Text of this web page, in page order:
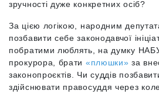
зручності дуже конкретних осіб?
За цією логікою, народним
позбавити себе законодавчої
побратими люблять, на думку
прокурора, брати «плюшки» за
законопроєктів. Чи суддів
здійснювати правосуддя через